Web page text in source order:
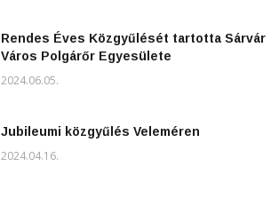
Rendes Éves Közgyűlését tartotta Sárvár
Város Polgárőr Egyesülete
2024.06.05.
Jubileumi közgyűlés Veleméren
2024.04.16.